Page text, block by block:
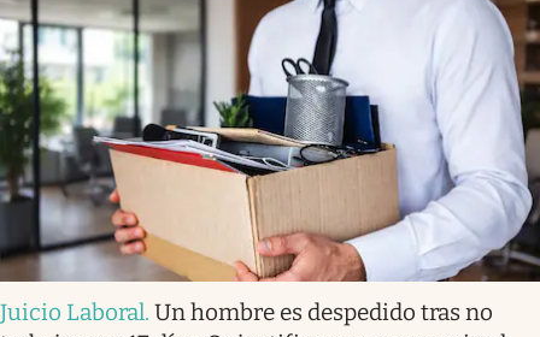
Juicio Laboral. Un hombre es despedido tras no